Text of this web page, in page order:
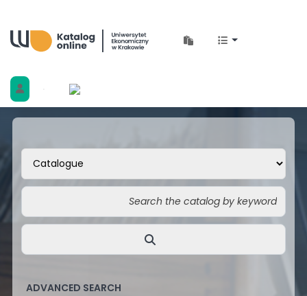
Biblioteka Uniwersytetu Ekonomicznego w
ADVANCED SEARCH